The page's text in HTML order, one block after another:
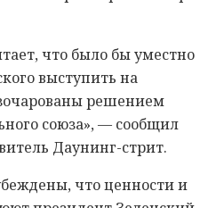
что было бы уместно
выступить на
решением
союза», — сообщил
Даунинг-стрит.
что ценности и